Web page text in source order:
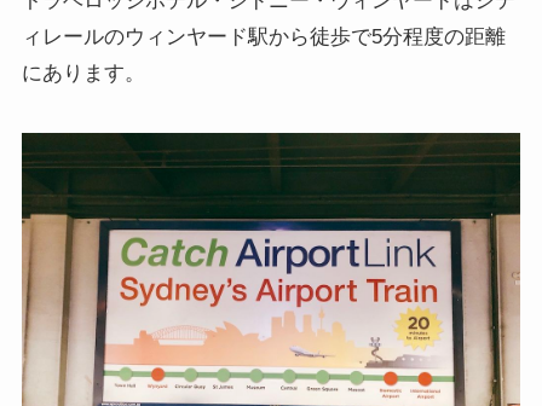
ィレールのウィンヤード駅から徒歩で5分程度の距離
にあります。